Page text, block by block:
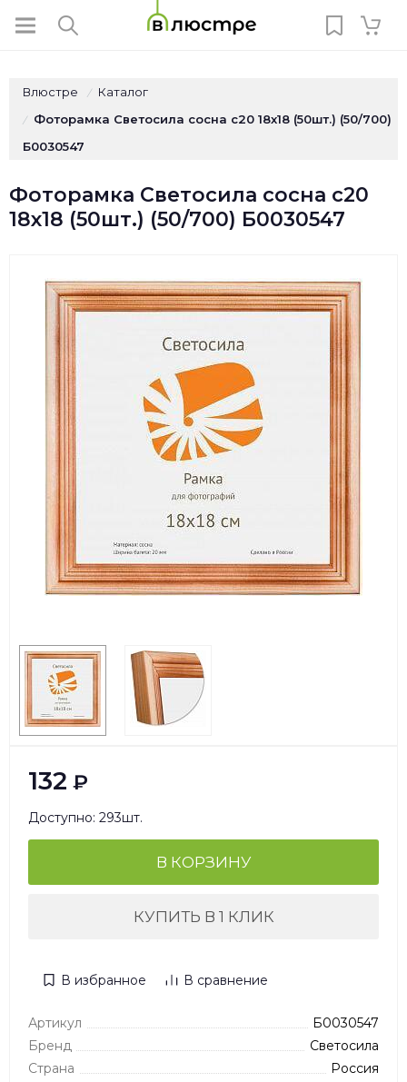
Влюстре / Каталог
/
Фоторамка Светосила сосна c20 18х18 (50шт.) (50/700)
Б0030547
Фоторамка Светосила сосна c20
18х18 (50шт.) (50/700) Б0030547
132 ₽
Доступно: 293шт.
В КОРЗИНУ
КУПИТЬ В 1 КЛИК
В избранное В сравнение
Артикул
Б0030547
Бренд
Светосила
Страна
Россия